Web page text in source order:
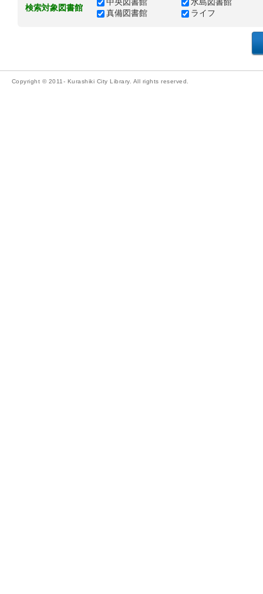
検索対象図書館
中央図書館
水島図書館
真備図書館
ライフ
Copyright © 2011- Kurashiki City Library. All rights reserved.